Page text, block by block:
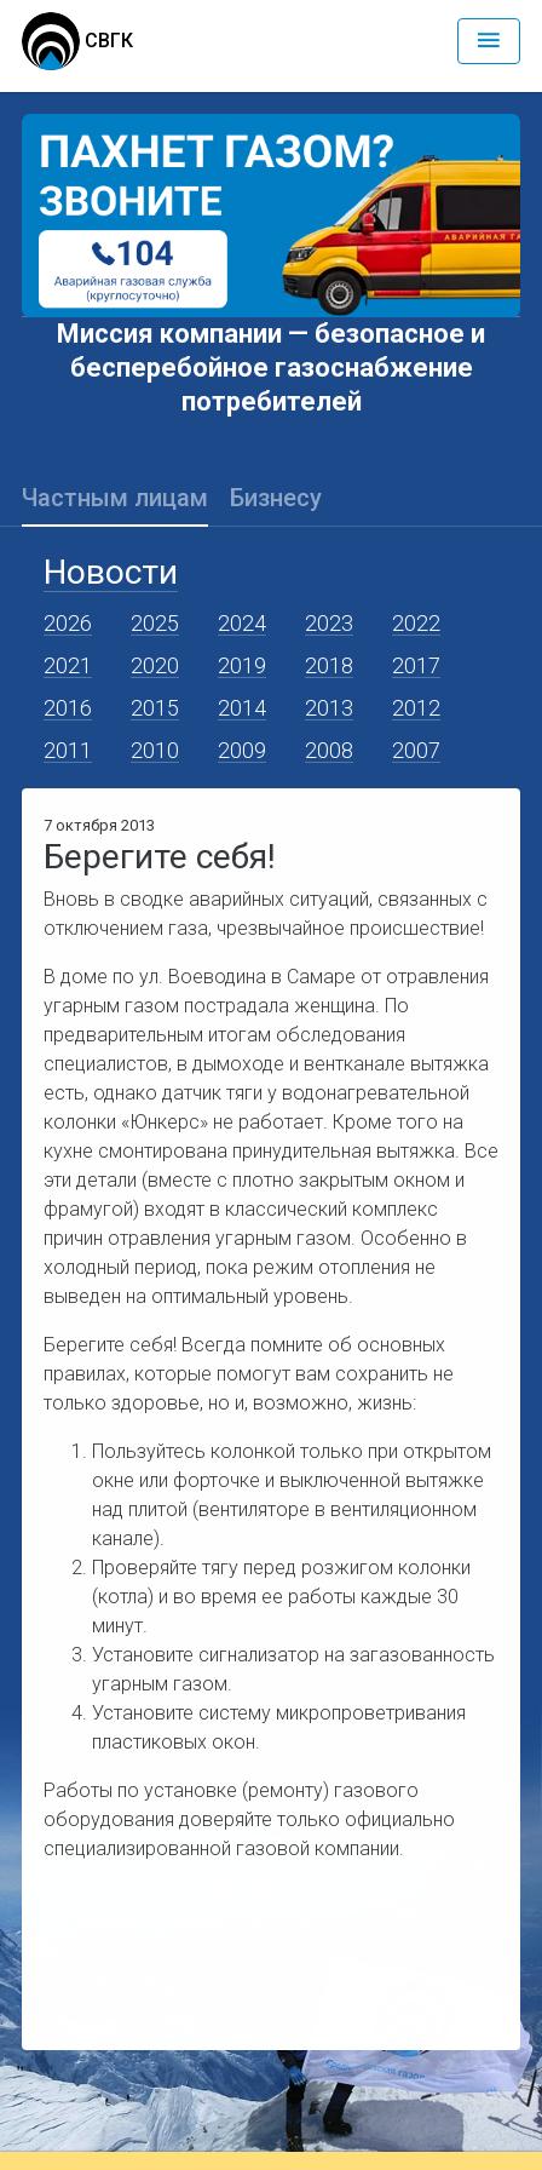
СВГК
Миссия компании — безопасное и
бесперебойное газоснабжение
потребителей
Частным лицам Бизнесу
Новости
2026 2025 2024 2023
2022
2021
2020 2019 2018
2017
2016
2015 2014 2013
2012
2011
2010 2009 2008 2007
7 октября 2013
Берегите себя!
Вновь в сводке аварийных ситуаций, связанных с
отключением газа, чрезвычайное происшествие!
В доме по ул. Воеводина в Самаре от отравления
угарным газом пострадала женщина. По
предварительным итогам обследования
специалистов, в дымоходе и вентканале вытяжка
есть, однако датчик тяги у водонагревательной
колонки «Юнкерс» не работает. Кроме того на
кухне смонтирована принудительная вытяжка. Все
эти детали (вместе с плотно закрытым окном и
фрамугой) входят в классический комплекс
причин отравления угарным газом. Особенно в
холодный период, пока режим отопления не
выведен на оптимальный уровень.
Берегите себя! Всегда помните об основных
правилах, которые помогут вам сохранить не
только здоровье, но и, возможно, жизнь:
Пользуйтесь колонкой только при открытом
окне или форточке и выключенной вытяжке
над плитой (вентиляторе в вентиляционном
канале).
Проверяйте тягу перед розжигом колонки
(котла) и во время ее работы каждые 30
минут.
Установите сигнализатор на загазованность
угарным газом.
Установите систему микропроветривания
пластиковых окон.
Работы по установке (ремонту) газового
оборудования доверяйте только официально
специализированной газовой компании.